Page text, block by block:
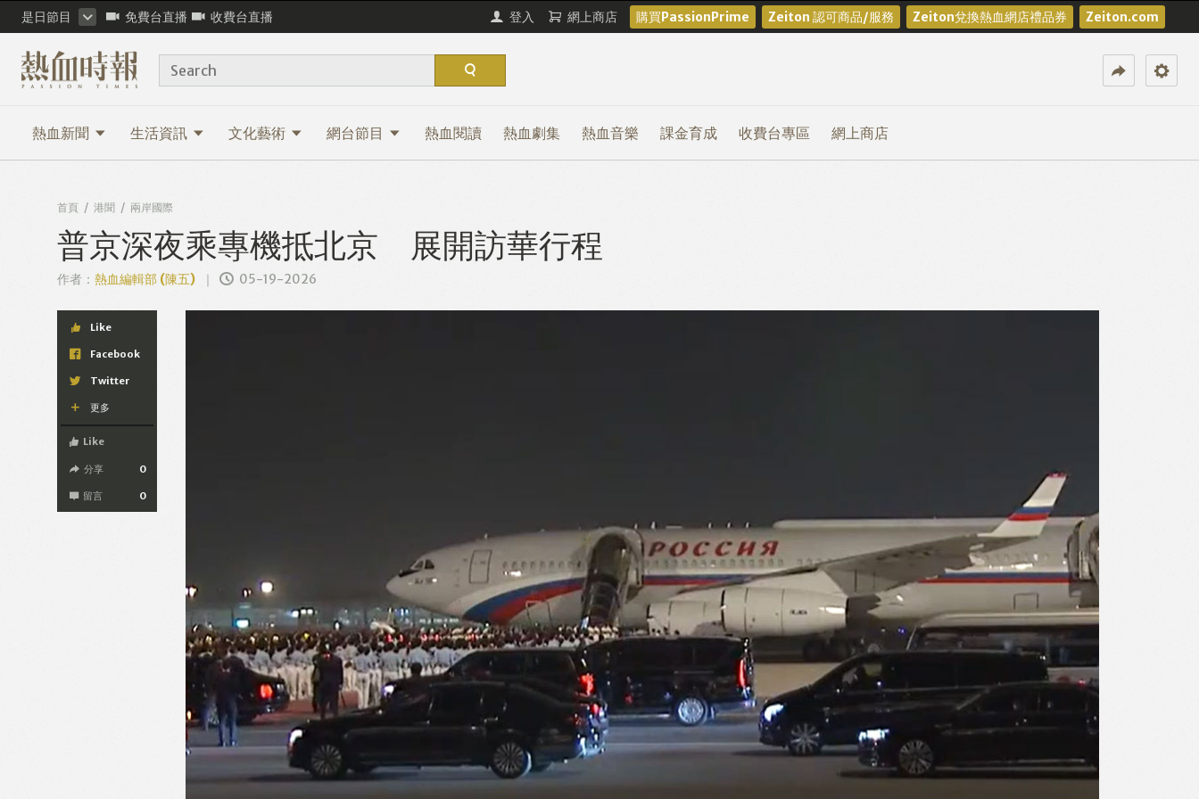
Like Facebook Twitter Line WhatsApp Email Print
是日節目 免費台直播 收費台直播 登入 網上商店 購買PassionPrime Zeiton 認可商品/服務 Zeiton兌換熱血網店禮品券 Zeiton.com
熱血新聞 生活資訊 文化藝術 網台節目 熱血閱讀 熱血劇集 熱血音樂 課金育成 收費台專區 網上商店
Search
首頁 港聞 兩岸國際
普京深夜乘專機抵北京 展開訪華行程
作者： 熱血編輯部 (陳五) 05-19-2026
Like
Facebook
Twitter
更多
Like
分享 0
留言 0